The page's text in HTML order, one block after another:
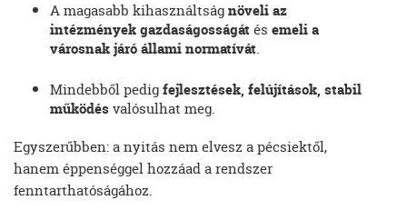
A magasabb kihasználtságnöveli az
intézmények gazdaságosságátés emeli a
városnak járó állami normatívát.
Mindebből pedigfejlesztések, felújítások, stabil
működésvalósulhat meg.
Egyszerűbben: a nyitás nem elvesz a pécsiektől,
hanem éppenséggel hozzáad a rendszer
fenntarthatóságához.